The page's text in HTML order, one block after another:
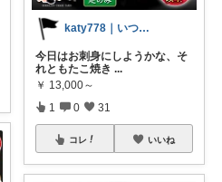
katy778｜いつも有難うございます✨
今日はお刺身にしようかな、そ
れともたこ焼き ...
￥ 13,000～
1 0 31
コレ いいね